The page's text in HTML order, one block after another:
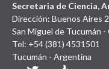
Secretaria de Ciencia,
Dirección: Buenos Aires
San Miguel de Tucumán -
Tel: +54 (381) 4531501
Tucumán - Argentina